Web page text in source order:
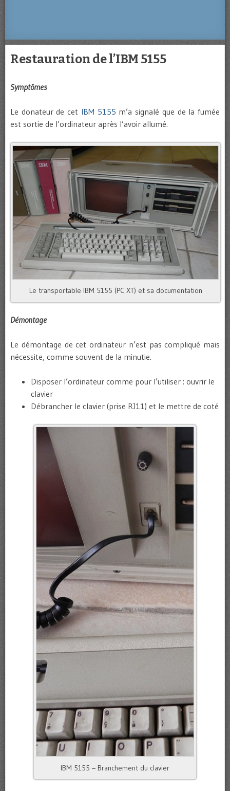
Restauration de l’IBM 5155
Symptômes
Le donateur de cet IBM 5155 m’a signalé que de la fumée
est sortie de l’ordinateur après l’avoir allumé.
Le transportable IBM 5155 (PC XT) et sa documentation
Démontage
Le démontage de cet ordinateur n’est pas compliqué mais
nécessite, comme souvent de la minutie.
Disposer l’ordinateur comme pour l’utiliser : ouvrir le
clavier
Débrancher le clavier (prise RJ11) et le mettre de coté
IBM 5155 – Branchement du clavier